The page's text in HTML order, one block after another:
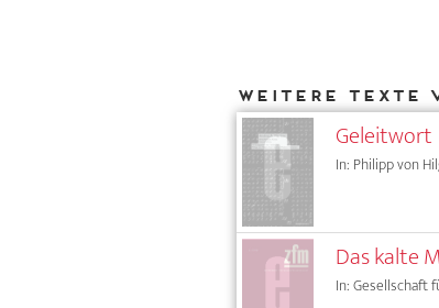
Weitere Texte
Geleitwort
In: Philipp von
Das kalte
In: Gesellschaft